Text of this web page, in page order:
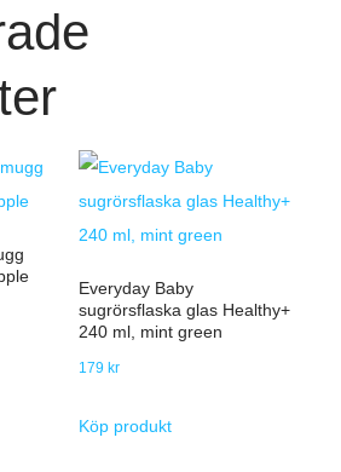
Everyday Baby
sugrörsflaska glas Healthy+
240 ml, mint green
179 kr
Köp produkt